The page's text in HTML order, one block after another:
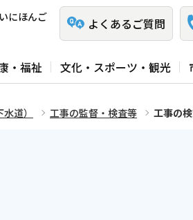
にほんご よくあるご質問
・福祉 文化・スポーツ・観光
道） 工事の監督・検査等 工事の